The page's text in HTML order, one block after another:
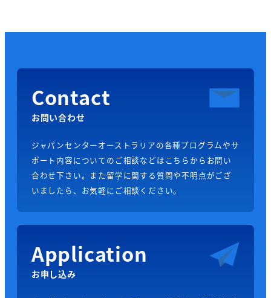
Contact
お問い合わせ
ジャパンセンターオーストラリアの各種プログラムやサ
ポート内容についてのご相談などはこちらからお問い
合わせ下さい。また留学に関する質問や不明点がござ
いましたら、お気軽にご相談ください。
Application
お申し込み